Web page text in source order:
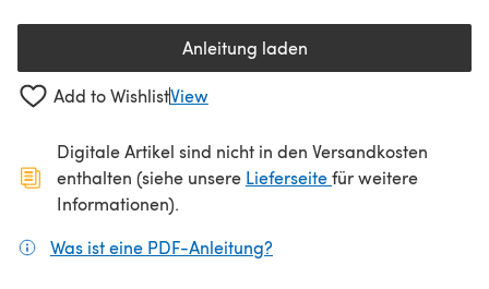
Anleitung laden(öffnet sich in einem neuen
Add to WishlistView
Digitale Artikel sind nicht in den Versandkosten
enthalten (siehe unsere Lieferseite(öffnet sich in
für weitere
Informationen).
Was ist eine PDF-Anleitung?